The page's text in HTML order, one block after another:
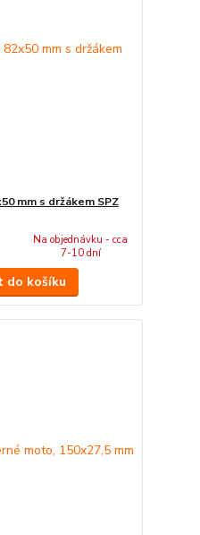
mm s držákem SPZ
Na objednávku - cca
7-10 dní
do košíku